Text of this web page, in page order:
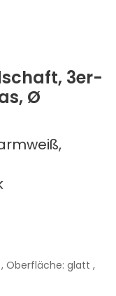
3er-
Ø
, Oberfläche: glatt ,